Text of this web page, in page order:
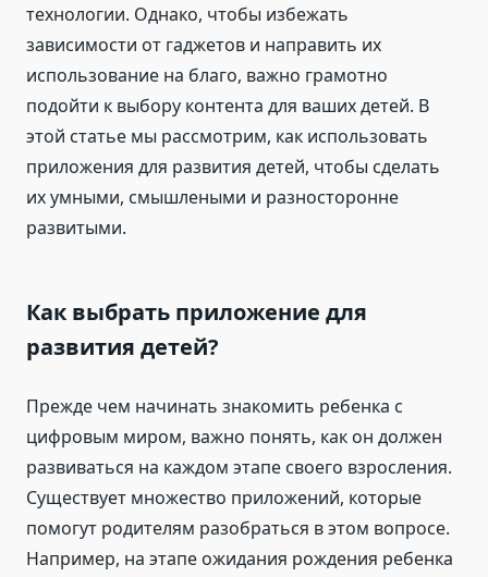
технологии. Однако, чтобы избежать
зависимости от гаджетов и направить их
использование на благо, важно грамотно
подойти к выбору контента для ваших детей. В
этой статье мы рассмотрим, как использовать
приложения для развития детей, чтобы сделать
их умными, смышлеными и разносторонне
развитыми.
Как выбрать приложение для
развития детей?
Прежде чем начинать знакомить ребенка с
цифровым миром, важно понять, как он должен
развиваться на каждом этапе своего взросления.
Существует множество приложений, которые
помогут родителям разобраться в этом вопросе.
Например, на этапе ожидания рождения ребенка